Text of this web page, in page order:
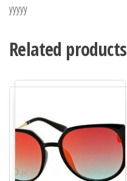
yyyyy
Related products